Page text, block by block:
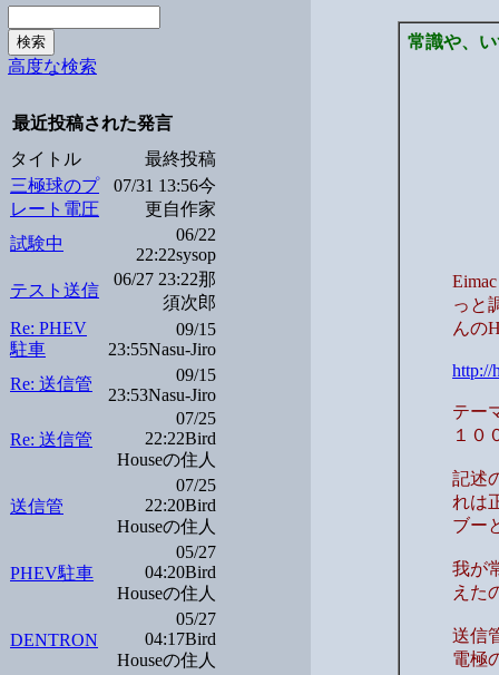
高度な検索
最近投稿された発言
タイトル
最終投稿
三極球のプ
レート電圧
07/31 13:56今
更自作家
試験中
06/22
22:22sysop
テスト送信
06/27 23:22那
須次郎
Re: PHEV
駐車
09/15
23:55Nasu-Jiro
Re: 送信管
09/15
23:53Nasu-Jiro
Re: 送信管
07/25
22:22Bird
Houseの住人
送信管
07/25
22:20Bird
Houseの住人
PHEV駐車
05/27
04:20Bird
Houseの住人
DENTRON
05/27
04:17Bird
Houseの住人
常識や、
っと
んの
http://
テー
１０
記述
れは
ブー
我が
えた
送信
電極